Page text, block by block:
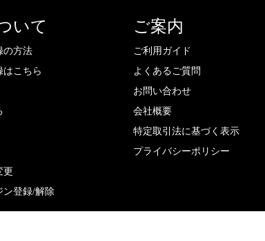
いて
の方法
はこちら
更
ン登録/解除
ご案内
ご利用ガイド
よくあるご質問
お問い合わせ
会社概要
特定取引法に基づく表示
プライバシーポリシー